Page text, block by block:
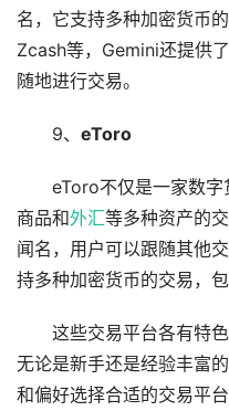
名，它支持多种加密货币
Zcash等，Gemini还提供
随地进行交易。
9、 eToro
eToro不仅是一家数
商品和外汇等多种资产的
闻名，用户可以跟随其他
持多种加密货币的交易，
这些交易平台各有特
无论是新手还是经验丰富
和偏好选择合适的交易平